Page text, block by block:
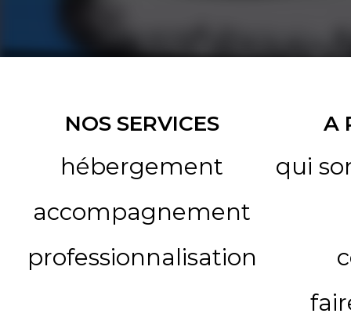
NOS SERVICES
hébergement
accompagnement
professionnalisation
A
qui